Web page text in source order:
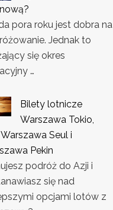
pora roku jest dobra na
Jednak to
się okres
…
Bilety lotnicze
Warszawa Tokio,
Seul i
Pekin
podróż do Azji i
się nad
opcjami lotów z